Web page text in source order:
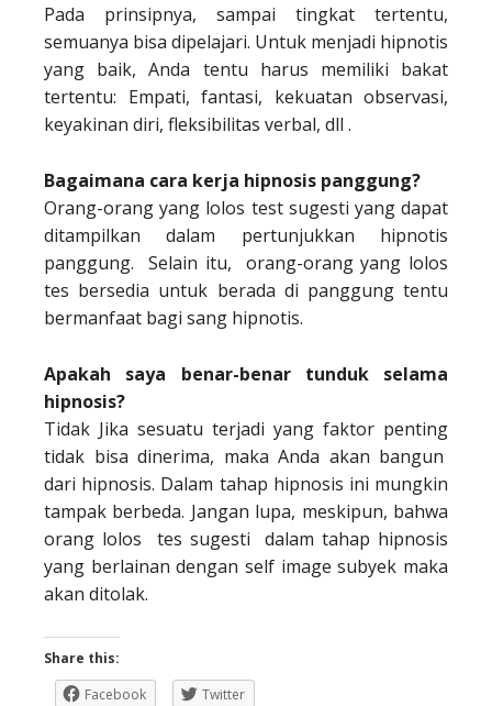
Pada prinsipnya, sampai tingkat tertentu,
semuanya bisa dipelajari. Untuk menjadi hipnotis
yang baik, Anda tentu harus memiliki bakat
tertentu: Empati, fantasi, kekuatan observasi,
keyakinan diri, fleksibilitas verbal, dll .
Bagaimana cara kerja hipnosis panggung?
Orang-orang yang lolos test sugesti yang dapat
ditampilkan dalam pertunjukkan hipnotis
panggung. Selain itu, orang-orang yang lolos
tes bersedia untuk berada di panggung tentu
bermanfaat bagi sang hipnotis.
Apakah saya benar-benar tunduk selama
hipnosis?
Tidak Jika sesuatu terjadi yang faktor penting
tidak bisa dinerima, maka Anda akan bangun
dari hipnosis. Dalam tahap hipnosis ini mungkin
tampak berbeda. Jangan lupa, meskipun, bahwa
orang lolos tes sugesti dalam tahap hipnosis
yang berlainan dengan self image subyek maka
akan ditolak.
Share this:
Facebook
Twitter